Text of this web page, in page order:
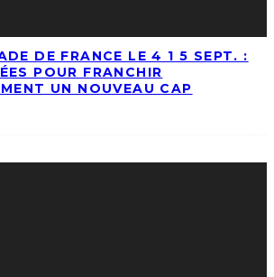
DE FRANCE LE 4 1 5 SEPT. :
POUR FRANCHIR
UN NOUVEAU CAP